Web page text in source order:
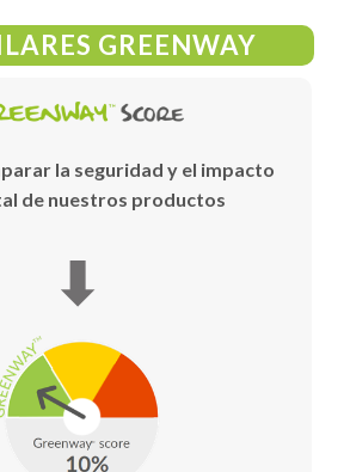
GREENWAY
la seguridad y el impacto
de nuestros productos
⬇